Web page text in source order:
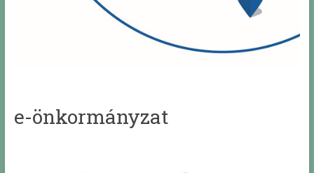
e-önkormányzat